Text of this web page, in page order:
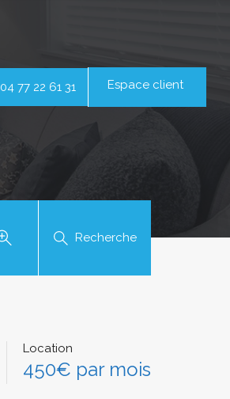
04 77 22 61 31 Espace client
Recherche
Location
450€ par mois